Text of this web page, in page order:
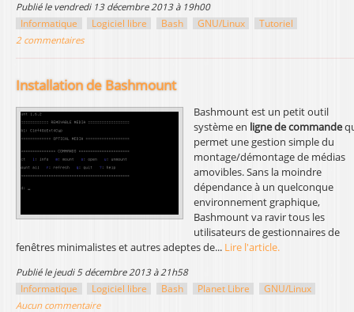
publié le vendredi 13 décembre 2013 à 19h00
Informatique
Logiciel libre Bash GNU/Linux
Tutoriel
2 commentaires
Installation de Bashmount
Bashmount est un petit outil
système en ligne de commande
permet une gestion simple du
montage/démontage de médias
amovibles. Sans la moindre
dépendance à un quelconque
environnement graphique,
Bashmount va ravir tous les
utilisateurs de gestionnaires de
fenêtres minimalistes et autres adeptes de... Lire l'article.
publié le jeudi 5 décembre 2013 à 21h58
Informatique
Logiciel libre Bash Planet Libre
GNU/Linux
Aucun commentaire
l